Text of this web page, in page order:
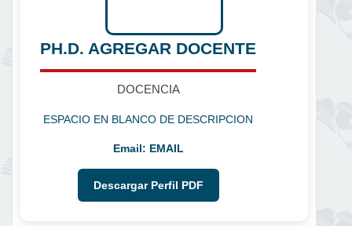
PH.D. AGREGAR DOCENTE
DOCENCIA
ESPACIO EN BLANCO DE DESCRIPCION
Email: EMAIL
Descargar Perfil PDF